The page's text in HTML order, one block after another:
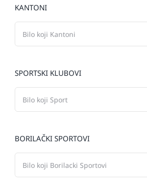
KANTONI
SPORTSKI KLUBOVI
BORILAČKI SPORTOVI